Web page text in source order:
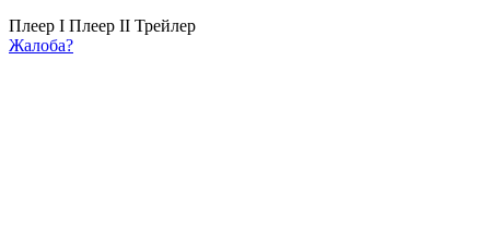
Плеер I Плеер II Трейлер
Жалоба?